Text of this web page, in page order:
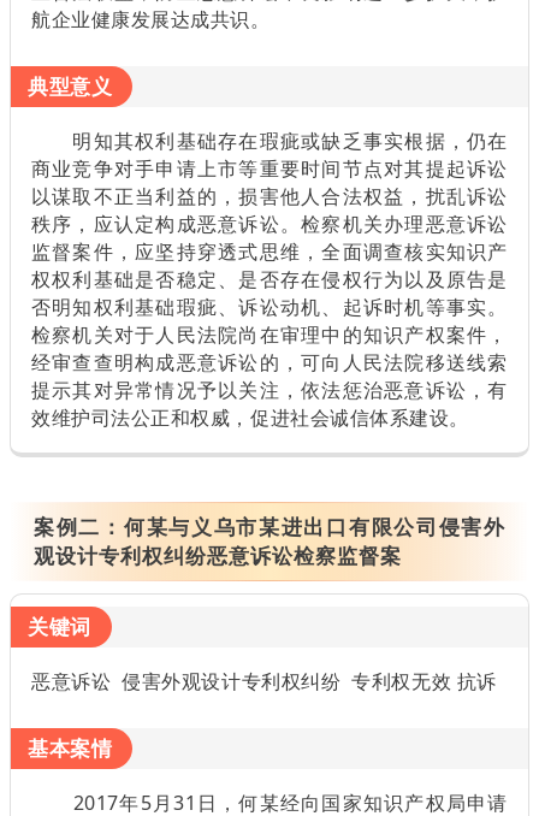
航企业健康发展达成共识。
典型意义
明知其权利基础存在瑕疵或缺乏事实根据，仍在
商业竞争对手申请上市等重要时间节点对其提起诉讼
以谋取不正当利益的，损害他人合法权益，扰乱诉讼
秩序，应认定构成恶意诉讼。检察机关办理恶意诉讼
监督案件，应坚持穿透式思维，全面调查核实知识产
权权利基础是否稳定、是否存在侵权行为以及原告是
否明知权利基础瑕疵、诉讼动机、起诉时机等事实。
检察机关对于人民法院尚在审理中的知识产权案件，
经审查查明构成恶意诉讼的，可向人民法院移送线索
提示其对异常情况予以关注，依法惩治恶意诉讼，有
效维护司法公正和权威，促进社会诚信体系建设。
案例二： 何某与义乌市某进出口有限公司侵害外
观设计专利权纠纷恶意诉讼检察监督案
关键词
恶意诉讼 侵害外观设计专利权纠纷 专利权无效 抗诉
基本案情
2017年5月31日，何某经向国家知识产权局申请